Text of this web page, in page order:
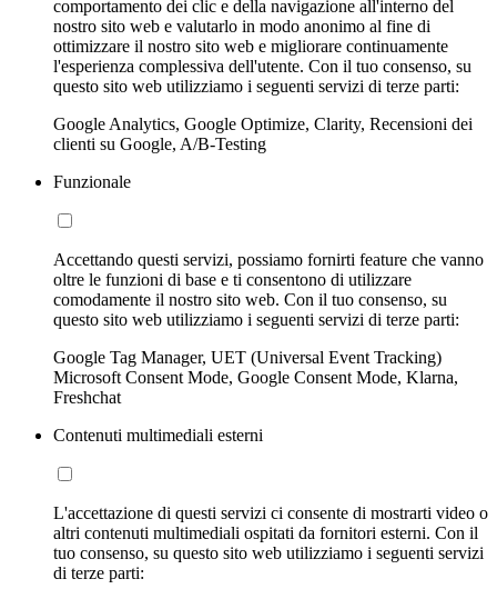
comportamento dei clic e della navigazione all'interno del
nostro sito web e valutarlo in modo anonimo al fine di
ottimizzare il nostro sito web e migliorare continuamente
l'esperienza complessiva dell'utente. Con il tuo consenso, su
questo sito web utilizziamo i seguenti servizi di terze parti:
Google Analytics, Google Optimize, Clarity, Recensioni dei
clienti su Google, A/B-Testing
Funzionale
Accettando questi servizi, possiamo fornirti feature che vanno
oltre le funzioni di base e ti consentono di utilizzare
comodamente il nostro sito web. Con il tuo consenso, su
questo sito web utilizziamo i seguenti servizi di terze parti:
Google Tag Manager, UET (Universal Event Tracking)
Microsoft Consent Mode, Google Consent Mode, Klarna,
Freshchat
Contenuti multimediali esterni
L'accettazione di questi servizi ci consente di mostrarti video o
altri contenuti multimediali ospitati da fornitori esterni. Con il
tuo consenso, su questo sito web utilizziamo i seguenti servizi
di terze parti: